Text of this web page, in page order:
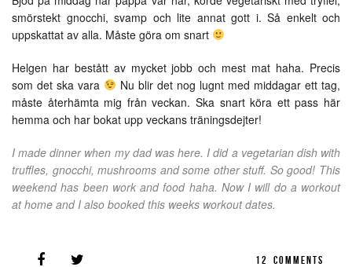
smörstekt gnocchi, svamp och lite annat gott i. Så enkelt och
uppskattat av alla. Måste göra om snart
Helgen har bestått av mycket jobb och mest mat haha. Precis
som det ska vara
Nu blir det nog lugnt med middagar ett tag,
måste återhämta mig från veckan. Ska snart köra ett pass här
hemma och har bokat upp veckans träningsdejter!
I made dinner when my dad was here. I did a vegetarian dish with
truffles, gnocchi, mushrooms and some other stuff. So good! This
weekend has been work and food haha. Now I will do a workout
at home and I also booked this weeks workout dates.
12 COMMENTS